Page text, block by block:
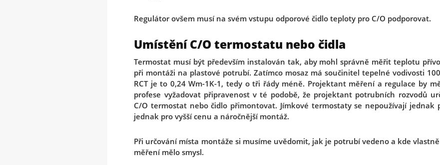
Regulátor ovšem musí na svém vstupu odporové čidlo teploty pro C/O podporovat.
Umístění C/O termostatu nebo čidla
Termostat musí být především instalován tak, aby mohl správně měřit teplotu
při montáži na plastové potrubí. Zatímco mosaz má součinitel tepelné vodivosti
RCT je to 0,24 Wm-1K-1, tedy o tři řády méně. Projektant měření a regulace by
profese vyžadovat připravenost v té podobě, že projektant potrubních rozvodů
C/O termostat nebo čidlo přimontovat. Jímkové termostaty se nepoužívají jednak
jednak pro vyšší cenu a náročnější montáž.
Při určování místa montáže si musíme uvědomit, jak je potrubí vedeno a kde
měření mělo smysl.